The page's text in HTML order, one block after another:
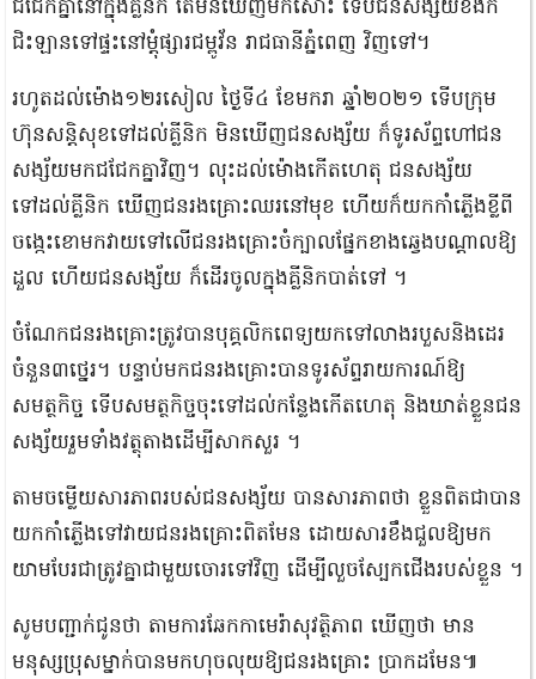
ជជែក​គ្នា​នៅក្នុង​គ្លីនិក តែ​មិនឃើញ​មក​សោះ ទើប​ជនសង្ស័យ​ខឹង​ក៏​
ជិះឡាន​ទៅផ្ទះ​នៅ​ម្ដុំ​ផ្សារ​ជម្ពូ​វ័ន រាជធានី​ភ្នំពេញ វិញ​ទៅ​។​
​រហូតដល់​ម៉ោង​១២​រសៀល ថ្ងៃទី​៤ ខែមករា ឆ្នាំ​២០២១ ទើប​ក្រុម
ហ៊ុន​សន្តិសុខ​ទៅដល់​គ្លីនិក មិនឃើញ​ជនសង្ស័យ ក៏​ទូរស័ព្ទ​ហៅ​ជន
សង្ស័យ​មក​ជជែក​គ្នា​វិញ​។ លុះដល់​ម៉ោង​កើតហេតុ ជនសង្ស័យ​
ទៅដល់​គ្លីនិក ឃើញ​ជនរងគ្រោះ​ឈរ​នៅមុខ ហើយក៏​យក​កាំភ្លើងខ្លី​ពី​
ចង្កេះ​ខោ​មក​វាយ​ទៅលើ​ជនរងគ្រោះ​ចំក្បាល​ផ្នែក​ខាងឆ្វេង​បណ្តាលឱ្យ​
ដួល ហើយ​ជនសង្ស័យ ក៏​ដើរចូល​ក្នុង​គ្លីនិក​បាត់ទៅ ។​
​ចំណែក​ជនរងគ្រោះ​ត្រូវបាន​បុគ្គលិក​ពេទ្យ​យកទៅ​លាង​របួស​និង​ដេរ​
ចំនួន​៣​ថ្នេរ​។ បន្ទាប់មក​ជនរងគ្រោះ​បាន​ទូរស័ព្ទ​រាយការណ៍​ឱ្យ​
សមត្ថកិច្ច ទើប​សមត្ថកិច្ច​ចុះ​ទៅដល់​កន្លែងកើតហេតុ និង​ឃាត់ខ្លួន​ជន
សង្ស័យ​រួមទាំង​វត្ថុតាង​ដើម្បី​សាកសួរ ។​
​តាម​ចម្លើយសារភាពរ​បស់ជនស​ង្ស័​យ បាន​សារភាពថា ខ្លួន​ពិតជា​បាន​
យក​កាំភ្លើង​ទៅ​វាយ​ជនរងគ្រោះ​ពិតមែន ដោយសារ​ខឹង​ជួល​ឱ្យមក​
យាម​បែរជា​ត្រូវ​គ្នា​ជាមួយ​ចោរ​ទៅវិញ ដើម្បី​លួច​ស្បែកជើង​របស់ខ្លួន ។​
​សូមបញ្ជាក់​ជូន​ថា តាម​ការ​ឆែក​កាមេរ៉ា​សុវត្ថិភាព ឃើញថា មាន​
មនុស្ស​ប្រុស​ម្នាក់​បានមក​ហុច​លុយ​ឱ្យ​ជនរងគ្រោះ ប្រាកដ​មែន៕